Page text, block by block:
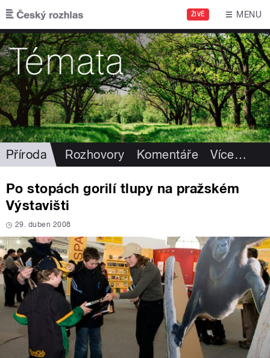
Přejít k hlavnímu obsahu
ŽIVĚ MENU
Příroda Rozhovory Komentáře Více…
Po stopách gorilí tlupy na pražském
Výstavišti
29. duben 2008